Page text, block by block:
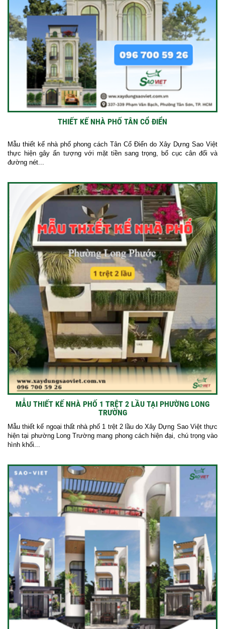
THIẾT KẾ NHÀ PHỐ TÂN CỔ ĐIỂN
Mẫu thiết kế nhà phố phong cách Tân Cổ Điển do Xây Dựng Sao Việt
thực hiện gây ấn tượng với mặt tiền sang trọng, bố cục cân đối và
đường nét...
MẪU THIẾT KẾ NHÀ PHỐ 1 TRỆT 2 LẦU TẠI PHƯỜNG LONG
TRƯỜNG
Mẫu thiết kế ngoại thất nhà phố 1 trệt 2 lầu do Xây Dựng Sao Việt thực
hiện tại phường Long Trường mang phong cách hiện đại, chú trọng vào
hình khối...